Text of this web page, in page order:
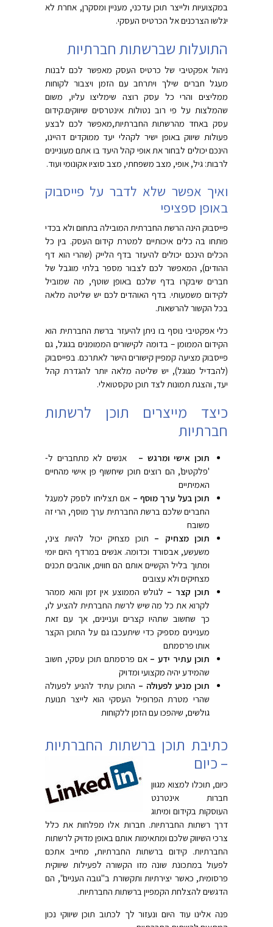
במקצועיות ולייצר תוכן עדכני, מעניין ומסקרן, אחרת לא
יגלשו הצרכנים אל הכרטיס העסקי.
התועלות שברשתות חברתיות
ניהול אפקטיבי של כרטיס העסק מאפשר לכם לבנות
מעגל חברים שילך ויתרחב עם הזמן ויצבור לקוחות
ממליצים והרי כל עסק רוצה שימליצו עליו, משום
שהמלצות על פי רוב נטולות אינטרסים שיווקים.קידום
עסק באחד מהרשתות החברתיות,מאפשר לכם לבצע
פעולות שיווק באופן ישיר לקהלי יעד ממוקדים דהיינו,
הינכם יכולים לבחור את אופי קהל היעד בו אתם מעוניינים
לרבות: גיל, אופי, מצב משפחתי, מצב סוציו אקונומי ועוד.
ואיך אפשר שלא לדבר על פייסבוק
באופן ספציפי
פייסבוק הינה הרשת החברתית המובילה בתחום ולא בכדי
פותחו בה כלים איכותיים למטרת קידום העסק. בין כל
הכלים הינכם יכולים להיעזר בדף הלייק (שהרי הוא דף
ההודים), המאפשר לכם לצבור מספר בלתי מוגבל של
חברים שיבקרו בדף שלכם באופן שוטף, מה שמוביל
לקידום משמעותי. בדף האוהדים לכם יש שליטה מלאה
בכל הקשור להרשאות.
כלי אפקטיבי נוסף בו ניתן להיעזר ברשת החברתית הוא
הקידום הממומן – בדומה לקישורים הממומנים בגוגל, גם
פייסבוק מציעה קמפיין קישורים הישר לאתרכם. בפייסבוק
(להבדיל מגוגל), יש שליטה מלאה יותר להגדרת קהל
יעד, והצגת תמונות לצד תוכן טקסטואלי.
כיצד מייצרים תוכן לרשתות
חברתיות
תוכן אישי ומרגש –
אנשים לא מתחברים ל-
'פלקטים', הם רוצים תוכן שיחשוף פן אישי מהחיים
האמיתיים
תוכן בעל ערך מוסף – אם תצליחו לספק למעגל
החברים שלכם ברשת החברתית ערך מוסף, הרי זה
משובח
תוכן מצחיק – תוכן מצחיק יכול להיות ציני,
משעשע, אבסורד וכדומה. אנשים במרדף היום יומי
ומתוך בליל הקשיים אותם הם חווים, אוהבים תכנים
מצחיקים ולא עצובים
תוכן קצר – לגולש הממוצע אין זמן והוא ממהר
לקרוא את כל מה שיש לרשת החברתית להציע לו,
כך שחשוב שתהיו קצרים ועניינים, אך עם זאת
מעניינים מספיק כדי שיתעכבו גם על התוכן הקצר
אותו פרסמתם
תוכן עתיר ידע –אם פרסמתם תוכן עסקי, חשוב
שהמידע יהיה מקצועי ומדויק
תוכן מניע לפעולה – התוכן עתיד להניע לפעולה
שהרי מטרת הפרופיל העסקי הוא לייצר תנועת
גולשים, שיהפכו עם הזמן ללקוחות
כתיבת תוכן ברשתות החברתיות
– כיום
כיום, תוכלו למצוא מגוון
חברות אינטרנט
העוסקות בקידום ומיתוג
דרך רשתות החברתיות. חברות אלו מפלחות את כלל
צרכי השיווק שלכם ומתאימות אותם באופן מדויק לרשתות
החברתיות. קידום ברשתות החברתיות, מחייב אתכם
לפעול במתכונת שונה מזו הקשורה לפעילות שיווקית
פרסומית, כאשר יצירתיות ותקשורת ב"גובה העניים", הם
הדגשים להצלחת הקמפיין ברשתות החברתיות.
פנה אלינו עוד היום ונעזור לך לכתוב תוכן שיווקי נכון